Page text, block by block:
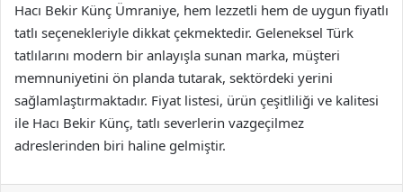
Hacı Bekir Künç Ümraniye, hem lezzetli hem de uygun fiyatlı
tatlı seçenekleriyle dikkat çekmektedir. Geleneksel Türk
tatlılarını modern bir anlayışla sunan marka, müşteri
memnuniyetini ön planda tutarak, sektördeki yerini
sağlamlaştırmaktadır. Fiyat listesi, ürün çeşitliliği ve kalitesi
ile Hacı Bekir Künç, tatlı severlerin vazgeçilmez
adreslerinden biri haline gelmiştir.